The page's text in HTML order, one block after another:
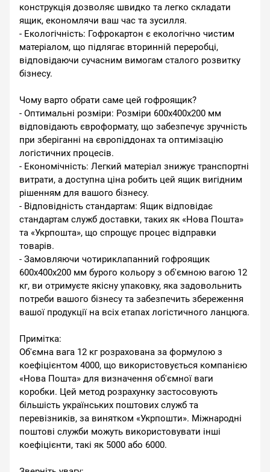
конструкція дозволяє швидко та легко складати
ящик, економлячи ваш час та зусилля.
- Екологічність: Гофрокартон є екологічно чистим
матеріалом, що підлягає вторинній переробці,
відповідаючи сучасним вимогам сталого розвитку
бізнесу.
Чому варто обрати саме цей гофроящик?
- Оптимальні розміри: Розміри 600x400x200 мм
відповідають євроформату, що забезпечує зручність
при зберіганні на європіддонах та оптимізацію
логістичних процесів.
- Економічність: Легкий матеріал знижує транспортні
витрати, а доступна ціна робить цей ящик вигідним
рішенням для вашого бізнесу.
- Відповідність стандартам: Ящик відповідає
стандартам служб доставки, таких як «Нова Пошта»
та «Укрпошта», що спрощує процес відправки
товарів.
- Замовляючи чотириклапанний гофроящик
600x400x200 мм бурого кольору з об'ємною вагою 12
кг, ви отримуєте якісну упаковку, яка задовольнить
потреби вашого бізнесу та забезпечить збереження
вашої продукції на всіх етапах логістичного ланцюга.
Примітка:
Об'ємна вага 12 кг розрахована за формулою з
коефіцієнтом 4000, що використовується компанією
«Нова Пошта» для визначення об'ємної ваги
коробки. Цей метод розрахунку застосовують
більшість українських поштових служб та
перевізників, за винятком «Укрпошти». Міжнародні
поштові служби можуть використовувати інші
коефіцієнти, такі як 5000 або 6000.